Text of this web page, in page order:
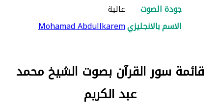
جودة الصوت
عالية
الاسم بالانجليزيMohamad Abdullkarem
قائمة سور القرآن بصوت الشيخ محمد
عبد الكريم